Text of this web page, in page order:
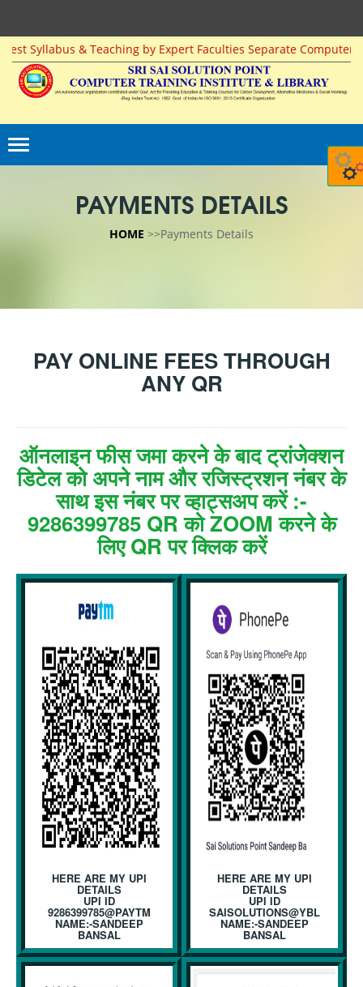
Syllabus & Teaching by Expert Faculties Separate Computer
PAYMENTS DETAILS
HOME >>Payments Details
PAY ONLINE FEES THROUGH
ANY QR
ऑनलाइन फीस जमा करने के बाद ट्रांजेक्शन
डिटेल को अपने नाम और रजिस्ट्रशन नंबर के
साथ इस नंबर पर व्हाट्सअप करें :-
9286399785 QR को ZOOM करने के
लिए QR पर क्लिक करें
HERE ARE MY UPI
DETAILS
UPI ID
9286399785@PAYTM
NAME:-SANDEEP
BANSAL
HERE ARE MY UPI
DETAILS
UPI ID
SAISOLUTIONS@YBL
NAME:-SANDEEP
BANSAL